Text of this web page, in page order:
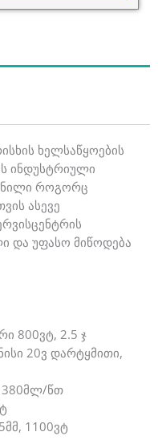
ხელსაწყოების
ინდუსტრიული
როგორც
ასევე
და უფასო მიწოდება
800ვტ, 2.5 ჯ
20ვ დარტყმითი,
380მლ/წთ
1100ვტ